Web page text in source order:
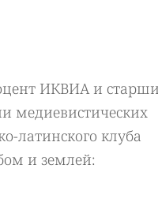
ИКВИА и
медиевистических
латинского клуба
и землей: